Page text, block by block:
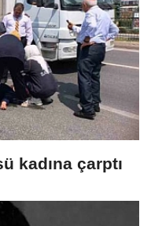
kadına çarptı